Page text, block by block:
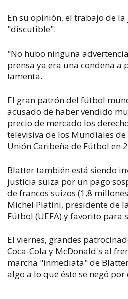
En su opinión, el trabajo de la
"discutible".
"No hubo ninguna
prensa ya era una condena
lamenta.
El gran patrón del fútbol
acusado de haber vendido
precio de mercado los
televisiva de los Mundiales de
Unión Caribeña de Fútbol en
Blatter también está siendo
justicia suiza por un pago
de francos suizos (1,8
Michel Platini, presidente de
Fútbol (UEFA) y favorito para
El viernes, grandes
Coca-Cola y McDonald's al
marcha "inmediata" de
algo a lo que éste se negó por